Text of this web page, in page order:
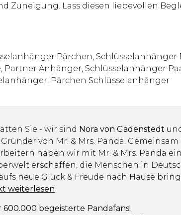
Zuneigung. Lass diesen liebevollen
Pärchen,
Anhänger, Schlüsselanhänger
Pärchen Schlüsselanhänger
Sie - wir sind Nora von Gadenstedt
von Mr. & Mrs. Panda.
haben wir mit Mr. & Mrs. Panda
erschaffen, die Menschen in
neue Glück & Freude nach Hause
weiterlesen
600.000 begeisterte Pandafans!